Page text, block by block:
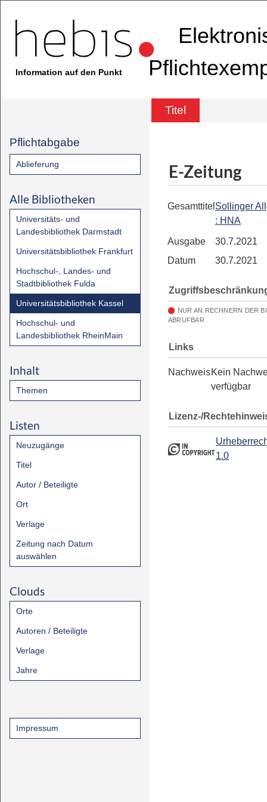
Information auf den Punkt
Titel
Pflichtabgabe
Ablieferung
Alle Bibliotheken
Universitäts- und
Landesbibliothek Darmstadt
Universitätsbibliothek Frankfurt
Hochschul-, Landes- und
Stadtbibliothek Fulda
Universitätsbibliothek Kassel
Hochschul- und
Landesbibliothek RheinMain
Inhalt
Themen
Listen
Neuzugänge
Titel
Autor / Beteiligte
Ort
Verlage
Zeitung nach Datum
auswählen
Clouds
Orte
Autoren / Beteiligte
Verlage
Jahre
Impressum
E-Zeitung
Gesamttitel Sollinger
: HNA
Ausgabe
30.7.2021
Datum
30.7.2021
NUR AN RECHNERN DER
ABRUFBAR
Links
NachweisKein
verfügbar
Lizenz-/
1.0